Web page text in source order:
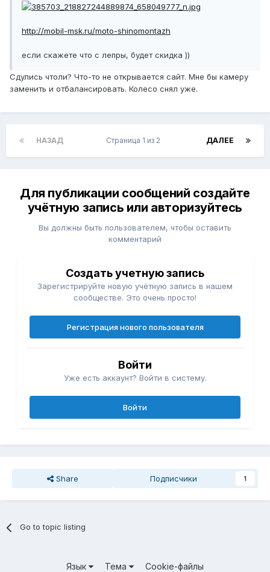
http://mobil-msk.ru/moto-shinomontazh
если скажете что с лепры, будет скидка ))
Сдулись чтоли? Что-то не открывается сайт. Мне бы камеру
заменить и отбалансировать. Колесо снял уже.
НАЗАД ДАЛЕЕ
Страница 1 из 2
Для публикации сообщений создайте
учётную запись или авторизуйтесь
Вы должны быть пользователем, чтобы оставить
комментарий
Создать учетную запись
Зарегистрируйте новую учётную запись в нашем
сообществе. Это очень просто!
Регистрация нового пользователя
Войти
Уже есть аккаунт? Войти в систему.
Войти
Share Подписчики 1
Go to topic listing
Язык Тема Cookie-файлы